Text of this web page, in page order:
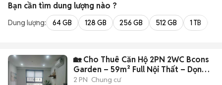
Bạn cần tìm dung lượng nào ?
Dung lượng: 64 GB 128 GB 256 GB 512 GB 1 TB
🏡 Cho Thuê Căn Hộ 2PN 2WC Bcons
Garden – 59m² Full Nội Thất – Dọn
Vào
2 PN Chung cư